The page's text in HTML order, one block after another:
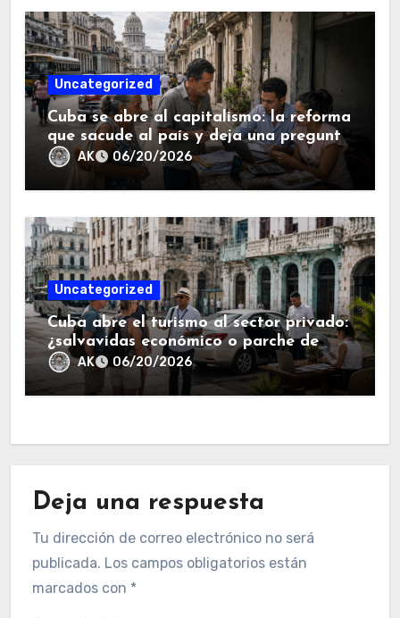
Uncategorized
Cuba se abre al capitalismo: la reforma
que sacude al país y deja una pregunta
en el aire.
AK 06/20/2026
Uncategorized
Cuba abre el turismo al sector privado:
¿salvavidas económico o parche de
emergencia?.
AK 06/20/2026
Deja una respuesta
Tu dirección de correo electrónico no será
publicada. Los campos obligatorios están
marcados con *